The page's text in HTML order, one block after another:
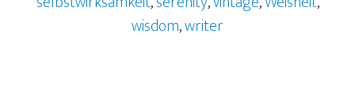
wisdom,writer